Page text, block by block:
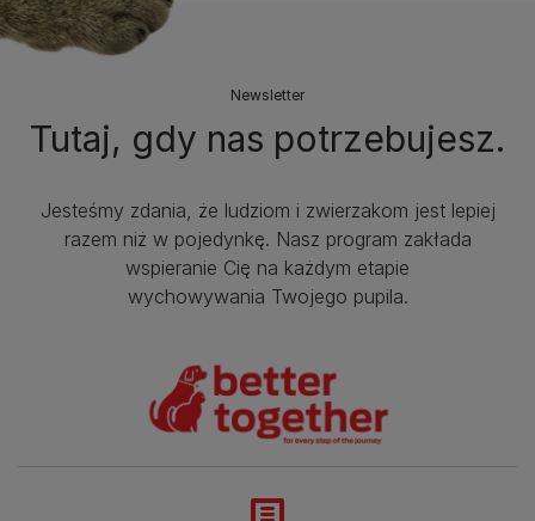
Newsletter
Tutaj, gdy nas potrzebujesz.
Jesteśmy zdania, że ludziom i zwierzakom jest lepiej
razem niż w pojedynkę. Nasz program zakłada
wspieranie Cię na każdym etapie
wychowywania Twojego pupila.